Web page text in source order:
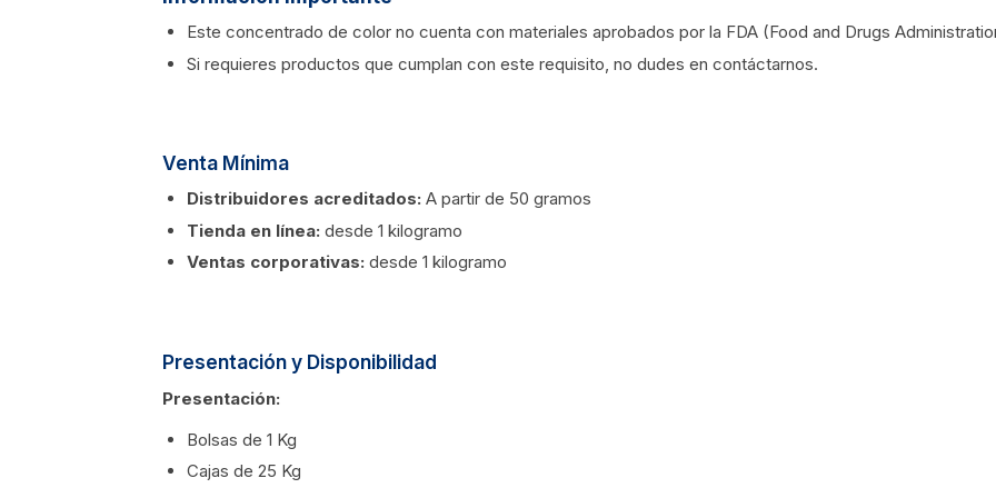
Este concentrado de color no cuenta con materiales aprobados por la FDA (Food and Drugs
Si requieres productos que cumplan con este requisito, no dudes en contáctarnos.
Venta Mínima
Distribuidores acreditados: A partir de 50 gramos
Tienda en línea: desde 1 kilogramo
Ventas corporativas: desde 1 kilogramo
Presentación y Disponibilidad
Presentación:
Bolsas de 1 Kg
Cajas de 25 Kg